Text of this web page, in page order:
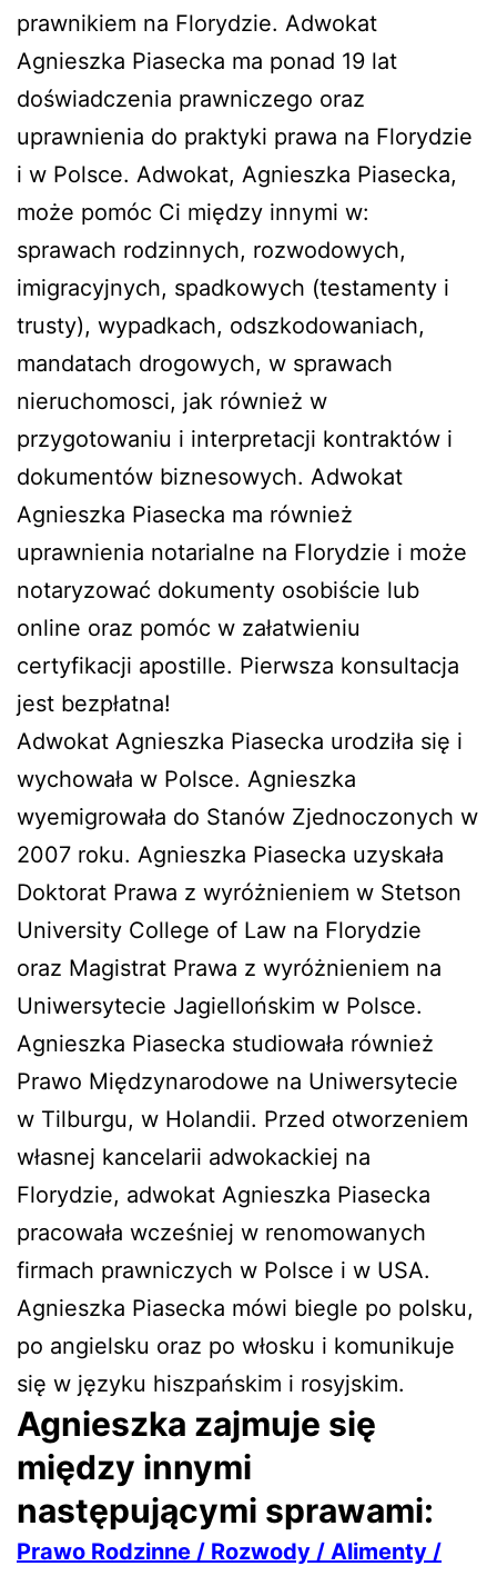
prawnikiem na Florydzie. Adwokat
Agnieszka Piasecka ma ponad 19 lat
doświadczenia prawniczego oraz
uprawnienia do praktyki prawa na Florydzie
i w Polsce. Adwokat, Agnieszka Piasecka,
może pomóc Ci między innymi w:
sprawach rodzinnych, rozwodowych,
imigracyjnych, spadkowych (testamenty i
trusty), wypadkach, odszkodowaniach,
mandatach drogowych, w sprawach
nieruchomosci, jak również w
przygotowaniu i interpretacji kontraktów i
dokumentów biznesowych. Adwokat
Agnieszka Piasecka ma również
uprawnienia notarialne na Florydzie i może
notaryzować dokumenty osobiście lub
online oraz pomóc w załatwieniu
certyfikacji apostille. Pierwsza konsultacja
jest bezpłatna!
Adwokat Agnieszka Piasecka urodziła się i
wychowała w Polsce. Agnieszka
wyemigrowała do Stanów Zjednoczonych w
2007 roku. Agnieszka Piasecka uzyskała
Doktorat Prawa z wyróżnieniem w Stetson
University College of Law na Florydzie
oraz Magistrat Prawa z wyróżnieniem na
Uniwersytecie Jagiellońskim w Polsce.
Agnieszka Piasecka studiowała również
Prawo Międzynarodowe na Uniwersytecie
w Tilburgu, w Holandii. Przed otworzeniem
własnej kancelarii adwokackiej na
Florydzie, adwokat Agnieszka Piasecka
pracowała wcześniej w renomowanych
firmach prawniczych w Polsce i w USA.
Agnieszka Piasecka mówi biegle po polsku,
po angielsku oraz po włosku i komunikuje
się w języku hiszpańskim i rosyjskim.
Agnieszka zajmuje się
między innymi
następującymi sprawami:
Prawo Rodzinne / Rozwody / Alimenty /